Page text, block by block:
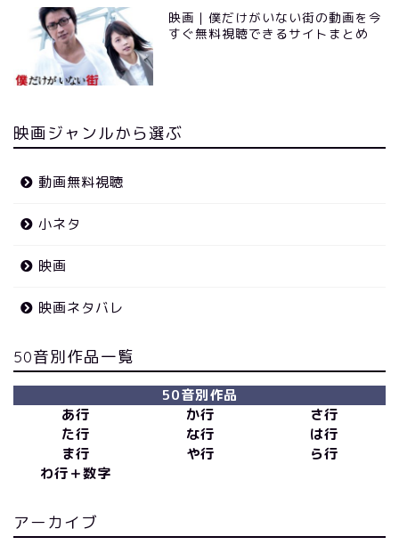
映画｜僕だけがいない街の動画を今
すぐ無料視聴できるサイトまとめ
映画ジャンルから選ぶ
動画無料視聴
小ネタ
映画
映画ネタバレ
50音別作品一覧
50音別作品
あ行
か行
さ行
た行
な行
は行
ま行
や行
ら行
わ行＋数字
アーカイブ